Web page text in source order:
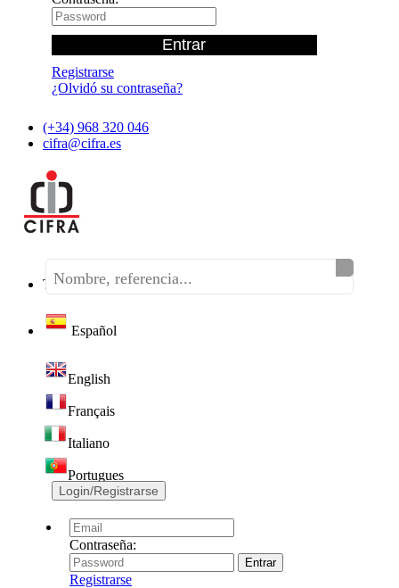
Registrarse
¿Olvidó su contraseña?
(+34) 968 320 046
cifra@cifra.es
Teléfono:(+34) 968 320 046
Español
English
Français
Italiano
Portugues
Login/Registrarse
Contraseña:
Registrarse